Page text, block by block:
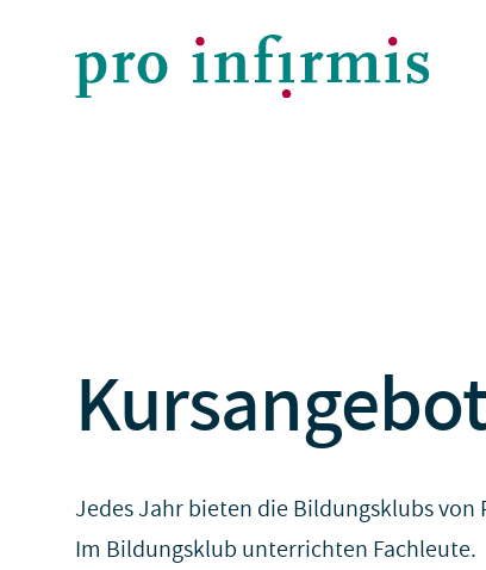
Jedes Jahr bieten die Bildungsklubs
Im Bildungsklub unterrichten Fachleute.